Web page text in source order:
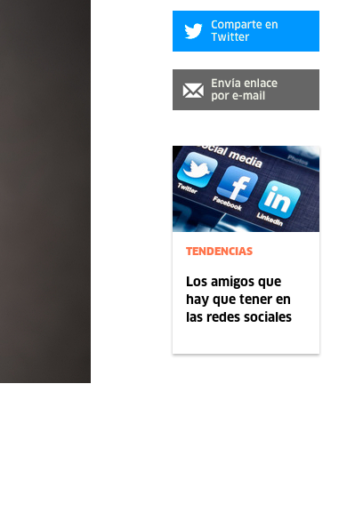
TENDENCIAS
Los amigos que
hay que tener en
las redes sociales